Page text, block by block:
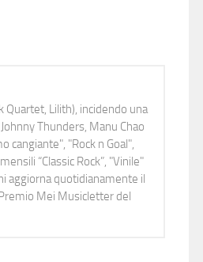
Lilith), incidendo una
Thunders, Manu Chao
cangiante", "Rock n Goal",
“Classic Rock”, "Vinile"
aggiorna quotidianamente il
Mei Musicletter del